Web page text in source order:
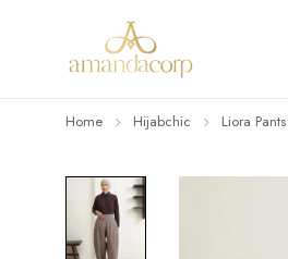
Home Hijabchic Liora Pants